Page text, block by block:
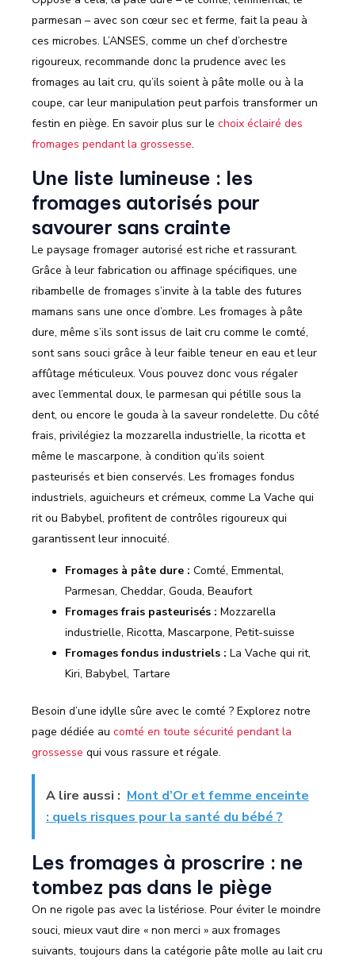
parmesan – avec son cœur sec et ferme, fait la peau à
ces microbes. L’ANSES, comme un chef d’orchestre
rigoureux, recommande donc la prudence avec les
fromages au lait cru, qu’ils soient à pâte molle ou à la
coupe, car leur manipulation peut parfois transformer un
festin en piège. En savoir plus sur le choix éclairé des
fromages pendant la grossesse.
Une liste lumineuse : les
fromages autorisés pour
savourer sans crainte
Le paysage fromager autorisé est riche et rassurant.
Grâce à leur fabrication ou affinage spécifiques, une
ribambelle de fromages s’invite à la table des futures
mamans sans une once d’ombre. Les fromages à pâte
dure, même s’ils sont issus de lait cru comme le comté,
sont sans souci grâce à leur faible teneur en eau et leur
affûtage méticuleux. Vous pouvez donc vous régaler
avec l’emmental doux, le parmesan qui pétille sous la
dent, ou encore le gouda à la saveur rondelette. Du côté
frais, privilégiez la mozzarella industrielle, la ricotta et
même le mascarpone, à condition qu’ils soient
pasteurisés et bien conservés. Les fromages fondus
industriels, aguicheurs et crémeux, comme La Vache qui
rit ou Babybel, profitent de contrôles rigoureux qui
garantissent leur innocuité.
Fromages à pâte dure : Comté, Emmental,
Parmesan, Cheddar, Gouda, Beaufort
Fromages frais pasteurisés : Mozzarella
industrielle, Ricotta, Mascarpone, Petit-suisse
Fromages fondus industriels : La Vache qui rit,
Kiri, Babybel, Tartare
Besoin d’une idylle sûre avec le comté ? Explorez notre
page dédiée au comté en toute sécurité pendant la
grossesse qui vous rassure et régale.
A lire aussi : Mont d’Or et femme enceinte
: quels risques pour la santé du bébé ?
Les fromages à proscrire : ne
tombez pas dans le piège
On ne rigole pas avec la listériose. Pour éviter le moindre
souci, mieux vaut dire « non merci » aux fromages
suivants, toujours dans la catégorie pâte molle au lait cru